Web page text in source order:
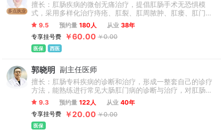
多点执业
擅长：肛肠疾病的微创无痛治疗，提倡肛肠手术无恐惧模
式，采用多样化治疗痔疮、肛裂、肛周脓肿、肛瘘、肛门瘙
痒、大便出血、直肠脱垂、肛门异物、肛门狭窄、肛周疼痛
等疾病。（只接诊15-74周岁患者，孕妇、产妇不接诊）
9.5 预约量 180人 从业 38年
专享挂号费
￥60.00 ￥0.00
医保 西医
郭晓明 副主任医师
擅长：肛肠专科疾病的诊断和治疗，形成一整套自己的诊疗
方法，能熟练进行常见大肠肛门病的诊断与治疗，对肛肠科
的疑难疾病,如各种大肠炎性疾病、便秘以及各种大肠肿瘤的
诊治具有自己的见解。（只接诊18-70周岁患者，孕妇、产
妇不接诊）
9.3 预约量 122人 从业 40年
专享挂号费
￥20.00 ￥0.00
医保